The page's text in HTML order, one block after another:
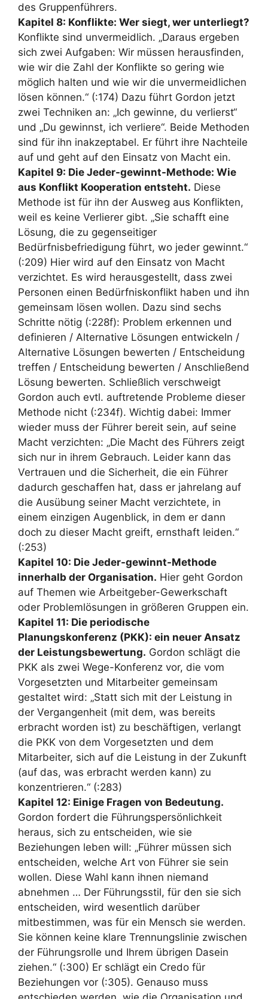
des Gruppenführers.
Kapitel 8: Konflikte: Wer siegt, wer unterliegt?
Konflikte sind unvermeidlich. „Daraus ergeben
sich zwei Aufgaben: Wir müssen herausfinden,
wie wir die Zahl der Konflikte so gering wie
möglich halten und wie wir die unvermeidlichen
lösen können.“ (:174) Dazu führt Gordon jetzt
zwei Techniken an: „Ich gewinne, du verlierst“
und „Du gewinnst, ich verliere“. Beide Methoden
sind für ihn inakzeptabel. Er führt ihre Nachteile
auf und geht auf den Einsatz von Macht ein.
Kapitel 9: Die Jeder-gewinnt-Methode: Wie
aus Konflikt Kooperation entsteht. Diese
Methode ist für ihn der Ausweg aus Konflikten,
weil es keine Verlierer gibt. „Sie schafft eine
Lösung, die zu gegenseitiger
Bedürfnisbefriedigung führt, wo jeder gewinnt.“
(:209) Hier wird auf den Einsatz von Macht
verzichtet. Es wird herausgestellt, dass zwei
Personen einen Bedürfniskonflikt haben und ihn
gemeinsam lösen wollen. Dazu sind sechs
Schritte nötig (:228f): Problem erkennen und
definieren / Alternative Lösungen entwickeln /
Alternative Lösungen bewerten / Entscheidung
treffen / Entscheidung bewerten / Anschließend
Lösung bewerten. Schließlich verschweigt
Gordon auch evtl. auftretende Probleme dieser
Methode nicht (:234f). Wichtig dabei: Immer
wieder muss der Führer bereit sein, auf seine
Macht verzichten: „Die Macht des Führers zeigt
sich nur in ihrem Gebrauch. Leider kann das
Vertrauen und die Sicherheit, die ein Führer
dadurch geschaffen hat, dass er jahrelang auf
die Ausübung seiner Macht verzichtete, in
einem einzigen Augenblick, in dem er dann
doch zu dieser Macht greift, ernsthaft leiden.“
(:253)
Kapitel 10: Die Jeder-gewinnt-Methode
innerhalb der Organisation. Hier geht Gordon
auf Themen wie Arbeitgeber-Gewerkschaft
oder Problemlösungen in größeren Gruppen ein.
Kapitel 11: Die periodische
Planungskonferenz (PKK): ein neuer Ansatz
der Leistungsbewertung. Gordon schlägt die
PKK als zwei Wege-Konferenz vor, die vom
Vorgesetzten und Mitarbeiter gemeinsam
gestaltet wird: „Statt sich mit der Leistung in
der Vergangenheit (mit dem, was bereits
erbracht worden ist) zu beschäftigen, verlangt
die PKK von dem Vorgesetzten und dem
Mitarbeiter, sich auf die Leistung in der Zukunft
(auf das, was erbracht werden kann) zu
konzentrieren.“ (:283)
Kapitel 12: Einige Fragen von Bedeutung.
Gordon fordert die Führungspersönlichkeit
heraus, sich zu entscheiden, wie sie
Beziehungen leben will: „Führer müssen sich
entscheiden, welche Art von Führer sie sein
wollen. Diese Wahl kann ihnen niemand
abnehmen … Der Führungsstil, für den sie sich
entscheiden, wird wesentlich darüber
mitbestimmen, was für ein Mensch sie werden.
Sie können keine klare Trennungslinie zwischen
der Führungsrolle und Ihrem übrigen Dasein
ziehen.“ (:300) Er schlägt ein Credo für
Beziehungen vor (:305). Genauso muss